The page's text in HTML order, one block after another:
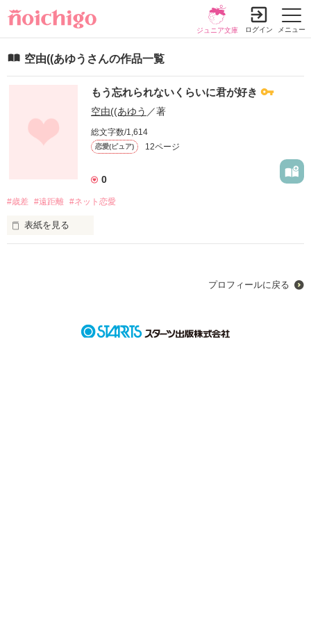
メニュー
ジュニア文庫 ログイン
空由((あゆうさんの作品一覧
もう忘れられないくらいに君が好き
空由((あゆう ／著
総文字数/1,614
恋愛(ピュア) 12ページ
0
#歳差 #遠距離 #ネット恋愛
表紙を見る
だけどそれを阻止する黒幕
プロフィールに戻る